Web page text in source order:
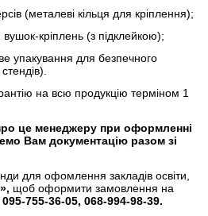
(металеві кільця для кріплення);
кріплень (з підклейкою);
для безпечного
на всю продукцію терміном 1
це менеджеру при оформленні
Вам документацію разом зі
для офомлення закладів освіти,
щоб оформити замовлення на
095-755-36-05, 068-994-98-39.